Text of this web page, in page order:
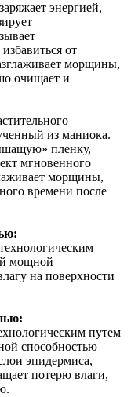
энергией,
от
морщины,
очищает и
из маниока.
пленку,
мгновенного
морщины,
времени после
мощной
на поверхности
путем
способностью
эпидермиса,
потерю влаги,